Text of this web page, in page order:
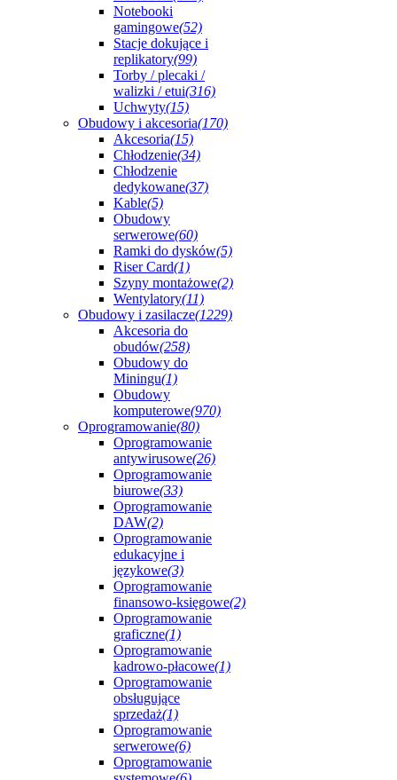
Notebooki
gamingowe(52)
Stacje dokujące i
replikatory(99)
Torby / plecaki /
walizki / etui(316)
Uchwyty(15)
Obudowy i akcesoria(170)
Akcesoria(15)
Chłodzenie(34)
Chłodzenie
dedykowane(37)
Kable(5)
Obudowy
serwerowe(60)
Ramki do dysków(5)
Riser Card(1)
Szyny montażowe(2)
Wentylatory(11)
Obudowy i zasilacze(1229)
Akcesoria do
obudów(258)
Obudowy do
Miningu(1)
Obudowy
komputerowe(970)
Oprogramowanie(80)
Oprogramowanie
antywirusowe(26)
Oprogramowanie
biurowe(33)
Oprogramowanie
DAW(2)
Oprogramowanie
edukacyjne i
językowe(3)
Oprogramowanie
finansowo-księgowe(2)
Oprogramowanie
graficzne(1)
Oprogramowanie
kadrowo-płacowe(1)
Oprogramowanie
obsługujące
sprzedaż(1)
Oprogramowanie
serwerowe(6)
Oprogramowanie